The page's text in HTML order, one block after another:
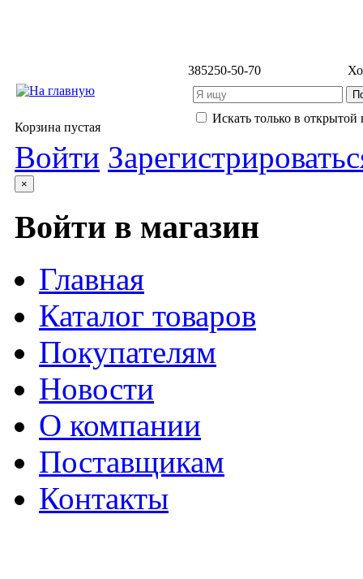
385250-50-70
Искать только в открытой
Корзина пустая
Войти
×
Войти в магазин
Главная
Каталог товаров
Покупателям
Новости
О компании
Поставщикам
Контакты